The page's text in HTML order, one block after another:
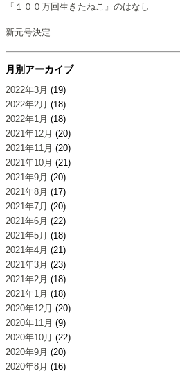
『１００万回生きたねこ』のはなし
新元号決定
月別アーカイブ
2022年3月 (19)
2022年2月 (18)
2022年1月 (18)
2021年12月 (20)
2021年11月 (20)
2021年10月 (21)
2021年9月 (20)
2021年8月 (17)
2021年7月 (20)
2021年6月 (22)
2021年5月 (18)
2021年4月 (21)
2021年3月 (23)
2021年2月 (18)
2021年1月 (18)
2020年12月 (20)
2020年11月 (9)
2020年10月 (22)
2020年9月 (20)
2020年8月 (16)